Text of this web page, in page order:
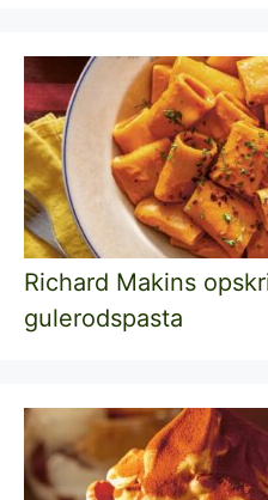
Richard Makins
gulerodspasta